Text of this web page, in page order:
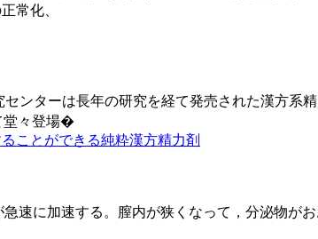
常化、
ンターは長年の研究を経て発売された漢方系
堂々登場�
ことができる純粋漢方精力剤
速に加速する。膣内が狭くなって，分泌物が